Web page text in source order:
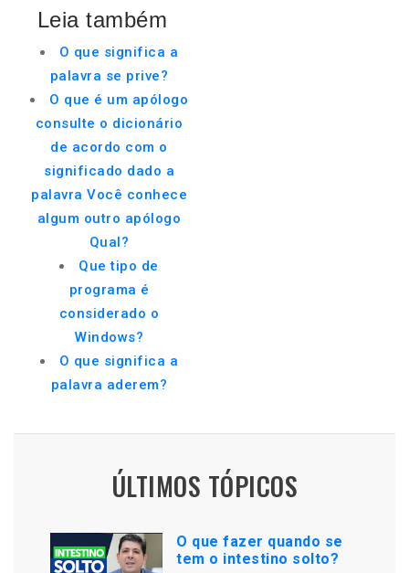
Leia também
O que significa a
palavra se prive?
O que é um apólogo
consulte o dicionário
de acordo com o
significado dado a
palavra Você conhece
algum outro apólogo
Qual?
Que tipo de
programa é
considerado o
Windows?
O que significa a
palavra aderem?
ÚLTIMOS TÓPICOS
O que fazer quando se
tem o intestino solto?